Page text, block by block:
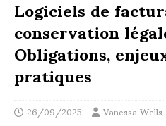
conservation
Obligations,
pratiques
26/09/2025 Vanessa Wells